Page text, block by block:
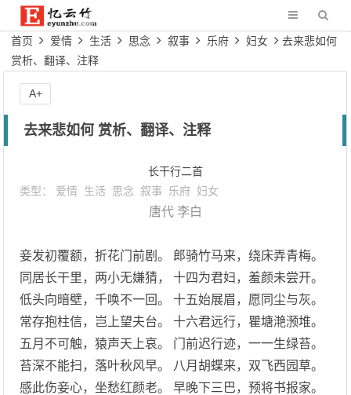
首页 爱情 生活 思念 叙事 乐府 妇女
去来悲如何
赏析、翻译、注释
去来悲如何 赏析、翻译、注释
长干行二首
类型： 爱情 生活 思念 叙事 乐府 妇女
唐代 李白
妾发初覆额，折花门前剧。 郎骑竹马来，绕床弄青梅。
同居长干里，两小无嫌猜， 十四为君妇，羞颜未尝开。
低头向暗壁，千唤不一回。 十五始展眉，愿同尘与灰。
常存抱柱信，岂上望夫台。 十六君远行，瞿塘滟滪堆。
五月不可触，猿声天上哀。 门前迟行迹，一一生绿苔。
苔深不能扫，落叶秋风早。 八月胡蝶来，双飞西园草。
感此伤妾心，坐愁红颜老。 早晚下三巴，预将书报家。
A+